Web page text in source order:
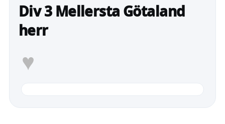
Div 3 Mellersta Götaland
herr
♥